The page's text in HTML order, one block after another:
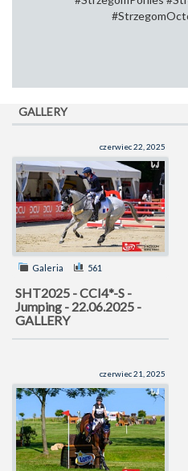
GALLERY
czerwiec 22, 2025
Galeria 561
SHT2025 - CCI4*-S -
Jumping - 22.06.2025 -
GALLERY
czerwiec 21, 2025